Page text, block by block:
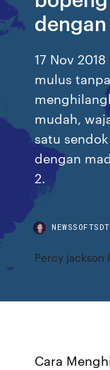
17 Nov
mulus
mudah,
satu
dengan
2.
Percy jackson
Cara